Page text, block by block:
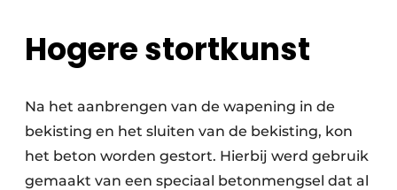
Hogere stortkunst
Na het aanbrengen van de wapening in de
bekisting en het sluiten van de bekisting, kon
het beton worden gestort. Hierbij werd gebruik
gemaakt van een speciaal betonmengsel dat al